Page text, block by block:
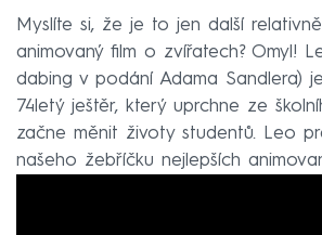
Myslíte si, že je to jen další
animovaný film o zvířatech? Omyl!
dabing v podání Adama Sandlera)
74letý ještěr, který uprchne ze
začne měnit životy studentů. Leo
našeho žebříčku nejlepších